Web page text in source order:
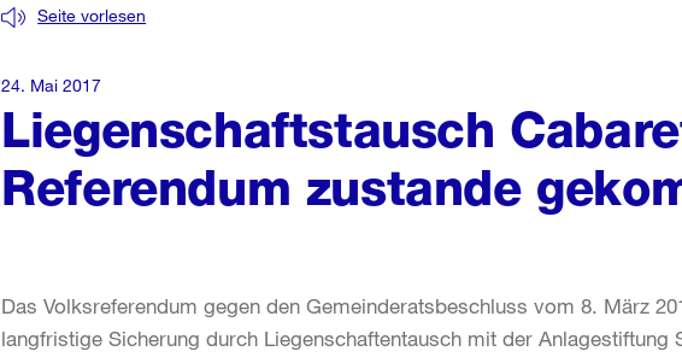
Liegenschaftstausch
Referendum zustande
Seite vorlesen
24. Mai 2017
Das Volksreferendum gegen den Gemeinderatsbeschluss vom 8. März
langfristige Sicherung durch Liegenschaftentausch mit der